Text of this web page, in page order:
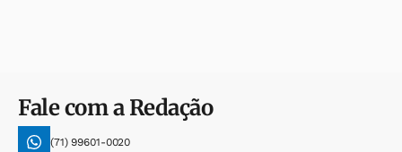
Fale com a Redação
(71) 99601-0020